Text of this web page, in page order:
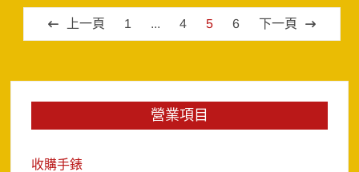
文
章
分
上一頁 1 ... 4 5 6 下一頁
營業項目
收購手錶